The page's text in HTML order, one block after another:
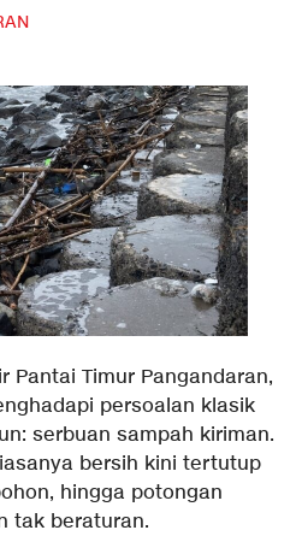
Pantai Timur Pangandaran,
persoalan klasik
serbuan sampah kiriman.
bersih kini tertutup
hingga potongan
tak beraturan.